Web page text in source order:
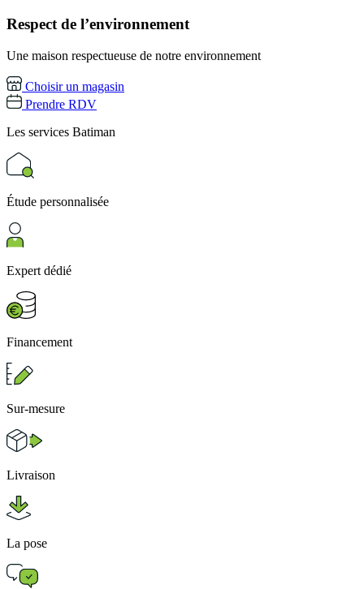
Respect de l’environnement
Une maison respectueuse de notre environnement
Choisir un magasin
Prendre RDV
Les services Batiman
Étude personnalisée
Expert dédié
Financement
Sur-mesure
Livraison
La pose